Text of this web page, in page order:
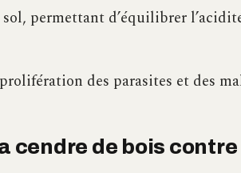
permettant d’équilibrer
des parasites et des
cendre de bois